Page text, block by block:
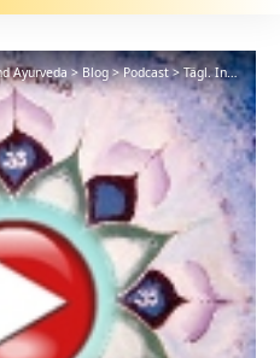
Ayurveda>Blog>Podcast>Tägl. Inspiration